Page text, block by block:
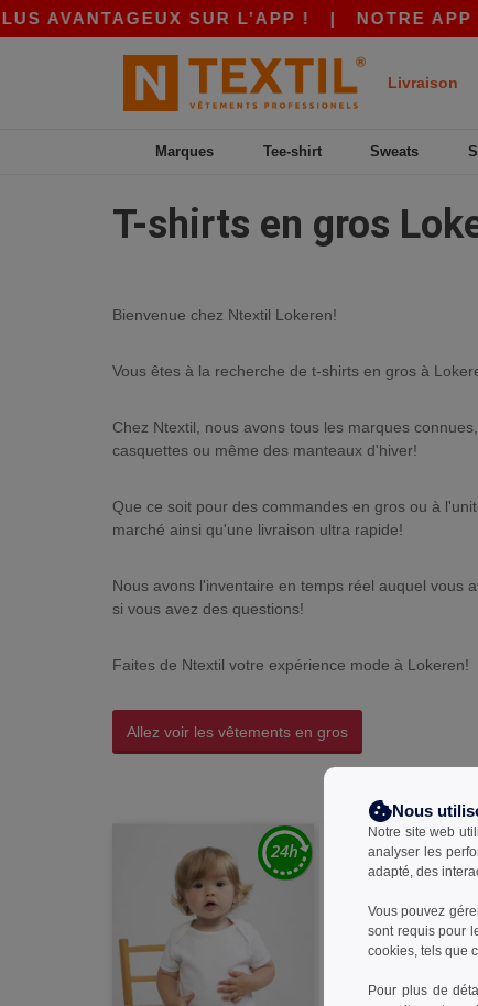
AVANTAGEUX SUR L’APP !|NOTRE APP
Livraison
Marques Tee-shirt Sweats
T-shirts en gros
Bienvenue chez Ntextil Lokeren!
Vous êtes à la recherche de t-shirts en gros à
Chez Ntextil, nous avons tous les marques
casquettes ou même des manteaux d'hiver!
Que ce soit pour des commandes en gros ou à
marché ainsi qu'une livraison ultra rapide!
Nous avons l'inventaire en temps réel auquel vous
si vous avez des questions!
Faites de Ntextil votre expérience mode à Lokeren!
Allez voir les vêtements en gros
Nous
Notre site web
analyser les
adapté, des
Vous pouvez
sont requis pour
cookies, tels que
Pour plus de